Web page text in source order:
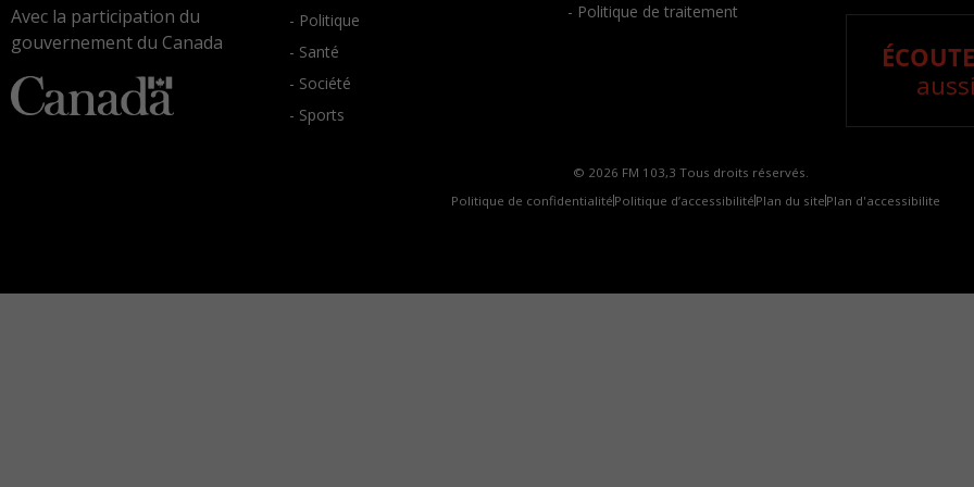
Avec la participation du
gouvernement du Canada
- Politique
- Santé
- Société
- Sports
- Politique de traitement
© 2026 FM 103,3 Tous droits réservés.
Politique de confidentialité Politique d’accessibilité Plan du site Plan d'accessibilite